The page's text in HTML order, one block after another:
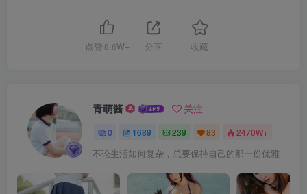
点赞 8.6W+ 分享 收藏
青萌酱 关注
0 1689 239 83 2470W+
不论生活如何复杂，总要保持自己的那一份优雅